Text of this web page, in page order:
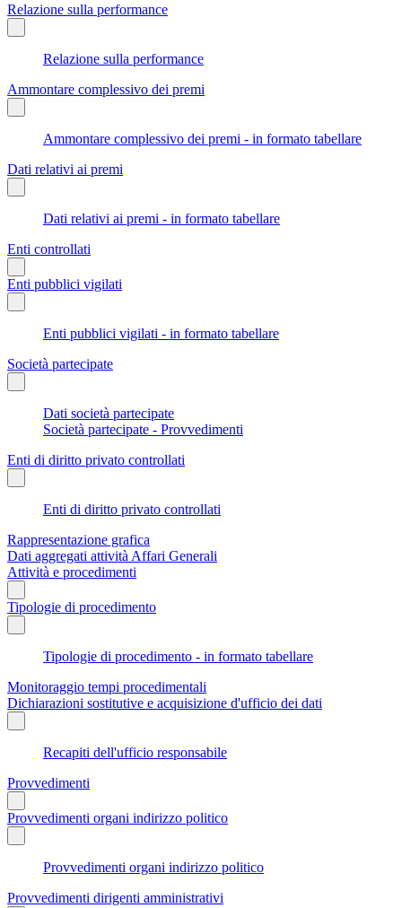
Relazione sulla performance
Relazione sulla performance
Ammontare complessivo dei premi
Ammontare complessivo dei premi - in formato tabellare
Dati relativi ai premi
Dati relativi ai premi - in formato tabellare
Enti controllati
Enti pubblici vigilati
Enti pubblici vigilati - in formato tabellare
Società partecipate
Dati società partecipate
Società partecipate - Provvedimenti
Enti di diritto privato controllati
Enti di diritto privato controllati
Rappresentazione grafica
Dati aggregati attività Affari Generali
Attività e procedimenti
Tipologie di procedimento
Tipologie di procedimento - in formato tabellare
Monitoraggio tempi procedimentali
Dichiarazioni sostitutive e acquisizione d'ufficio dei dati
Recapiti dell'ufficio responsabile
Provvedimenti
Provvedimenti organi indirizzo politico
Provvedimenti organi indirizzo politico
Provvedimenti dirigenti amministrativi